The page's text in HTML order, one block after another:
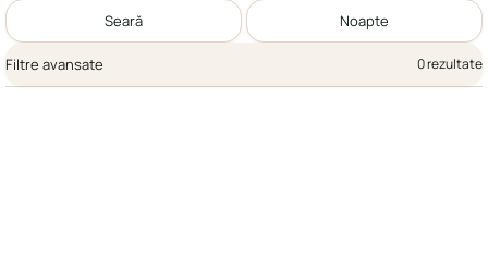
Seară Noapte
Filtre avansate 0 rezultate